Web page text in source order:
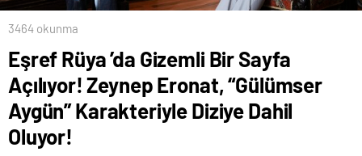
3464 okunma
Eşref Rüya ’da Gizemli Bir Sayfa
Açılıyor! Zeynep Eronat, “Gülümser
Aygün” Karakteriyle Diziye Dahil
Oluyor!